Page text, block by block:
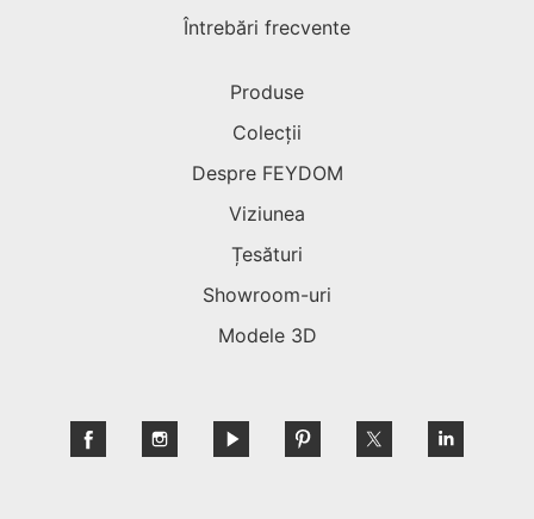
Întrebări frecvente
Produse
Colecții
Despre FEYDOM
Viziunea
Țesături
Showroom-uri
Modele 3D